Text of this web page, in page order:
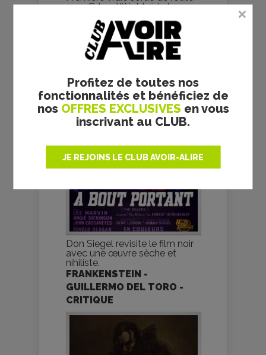
Profitez de toutes nos
fonctionnalités et bénéficiez de
nos OFFRES EXCLUSIVES en vous
inscrivant au CLUB.
JE REJOINS LE CLUB AVOIR-ALIRE
pour Edgar Wright, à la barre
À BOUT PORTANT - DON
SIEGEL - CRITIQUE
Don Siegel revisite le film noir
avec une œuvre sèche et
nihiliste.
FRANKENSTEIN -
GUILLERMO DEL TORO -
CRITIQUE